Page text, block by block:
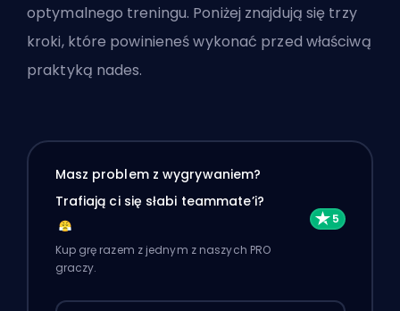
optymalnego treningu. Poniżej znajdują się trzy
kroki, które powinieneś wykonać przed właściwą
praktyką nades.
Masz problem z wygrywaniem?
Trafiają ci się słabi teammate’i?
Kup grę razem z jednym z naszych PRO
graczy.